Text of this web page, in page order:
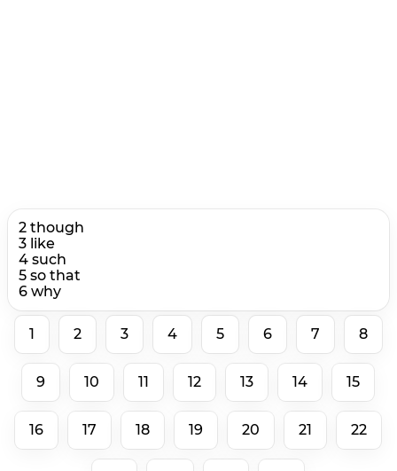
2 though
3 like
4 such
5 so that
6 why
1 2 3 4 5 6 7 8
9 10 11 12 13 14 15
16 17 18 19 20 21 22